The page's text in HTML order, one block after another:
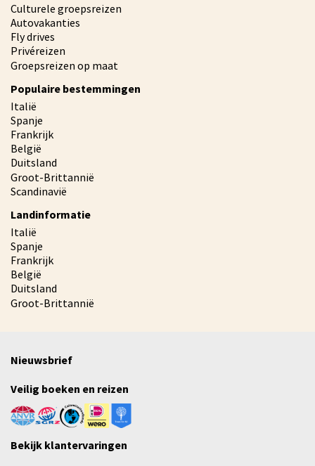
Culturele groepsreizen
Autovakanties
Fly drives
Privéreizen
Groepsreizen op maat
Populaire bestemmingen
Italië
Spanje
Frankrijk
België
Duitsland
Groot-Brittannië
Scandinavië
Landinformatie
Italië
Spanje
Frankrijk
België
Duitsland
Groot-Brittannië
Nieuwsbrief
Veilig boeken en reizen
Bekijk klantervaringen